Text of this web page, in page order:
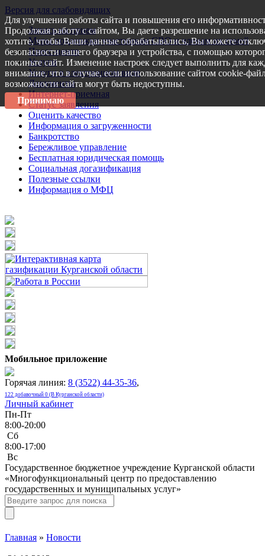
Версия для слабовидящих
Запись на прием
Меры поддержки участникам СВО и членам их семей
Пресс-центр
Услуги
Услуги в электронном виде
Документы
Интернет-приемная
Статус заявления
Оценить качество
Информация о загруженности
Банкротство
Бережливое управление
Бесплатная юридическая помощь
Социальная догазификация
Полезные ссылки
Информация о МФЦ
Мобильное приложение
Горячая линия: 8 (3522) 44-35-36,
122 добавочный 0 (В Курганской области)
Личный кабинет
Пн-Пт
8:00-20:00
Сб
8:00-17:00
Bc
Государственное бюджетное учреждение Курганской области
«Многофункциональный центр по предоставлению
государственных и муниципальных услуг»
Главная » Новости
Для улучшения работы сайта и повышения его
Продолжая работу с сайтом, Вы даете разрешение на
хотите, чтобы Ваши данные обрабатывались, Вы можете
безопасности вашего браузера и устройства, с помощью
покиньте сайт. Изменение настроек следует выполнить для
внимание, что в случае, если использование сайтом cookie-
возможности сайта могут быть недоступны.
Принимаю